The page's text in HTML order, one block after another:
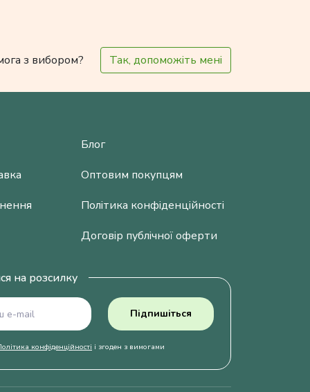
з вибором? Так, допоможіть мені
Блог
Оптовим покупцям
Політика конфіденційності
Договір публічної оферти
на розсилку
Підпишіться
конфіденційності і згоден з вимогами